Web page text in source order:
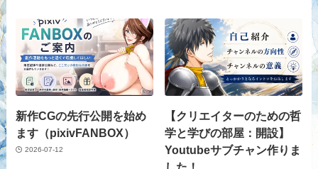
新作CGの先行公開を始め
ます（pixivFANBOX）
2026-07-12
【クリエイターのための哲
学と学びの部屋：開設】
Youtubeサブチャン作りま